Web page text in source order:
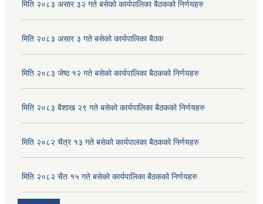
मिति २०८३ असार ३२ गते बसेको कार्यपालिका बैठकको निर्णयहरु
मिति २०८३ असार ३ गते बसेको कार्यपालिका बैठक
मिति २०८३ जेष्ठ १२ गते बसेको कार्यपालिका बैठकको निर्णयहरु
मिति २०८३ बैशाख २९ गते बसेको कार्यपालिका बैठकको निर्णयहरु
मिति २०८२ चैत्र १३ गते बसेको कार्यपालका बैठकको निर्णयहरु
मिति २०८२ चैत १५ गते बसेको कार्यपालिका बैठकको निर्णयहरु